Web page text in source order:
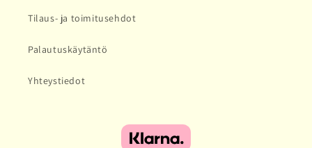
Tilaus- ja toimitusehdot
Palautuskäytäntö
Yhteystiedot